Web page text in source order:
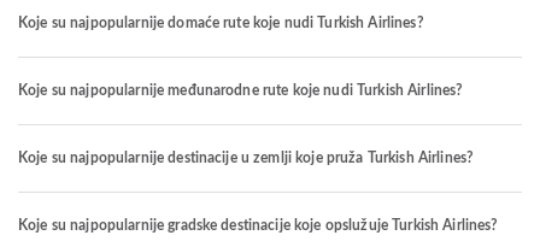
Koje su najpopularnije domaće rute koje nudi Turkish Airlines?
Koje su najpopularnije međunarodne rute koje nudi Turkish Airlines?
Koje su najpopularnije destinacije u zemlji koje pruža Turkish Airlines?
Koje su najpopularnije gradske destinacije koje opslužuje Turkish Airlines?